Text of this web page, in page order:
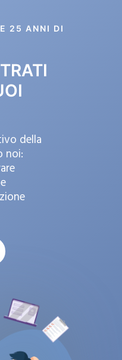
25 ANNI DI
della
noi: